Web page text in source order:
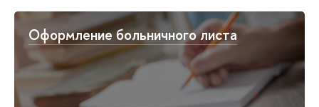
Оформление больничного листа